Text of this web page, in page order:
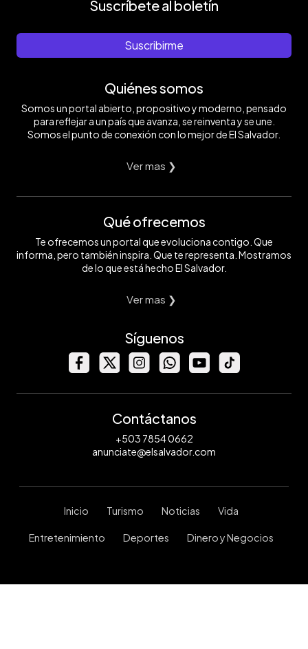
Suscríbete al boletín
Suscribirme
Quiénes somos
Somos un portal abierto, propositivo y moderno, pensado
para reflejar a un país que avanza, se reinventa y se une.
Somos el punto de conexión con lo mejor de El Salvador.
Ver mas ❯
Qué ofrecemos
Te ofrecemos un portal que evoluciona contigo. Que
informa, pero también inspira. Que te representa. Mostramos
de lo que está hecho El Salvador.
Ver mas ❯
Síguenos
Contáctanos
+503 7854 0662
anunciate@elsalvador.com
Inicio Turismo Noticias Vida
Entretenimiento Deportes Dinero y Negocios